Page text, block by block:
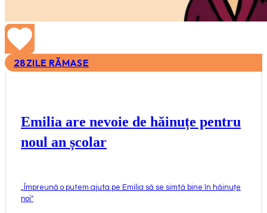
28ZILE RĂMASE
Emilia are nevoie de hăinuțe pentru
noul an școlar
Împreună o putem ajuta pe Emilia să se simtă bine în hăinuțe
noi"